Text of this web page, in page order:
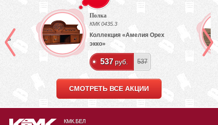
Полка
КМК 0435.3
Коллекция «Амелия Орех
экко»
537 руб. 537
СМОТРЕТЬ ВСЕ АКЦИИ
КМК.БЕЛ